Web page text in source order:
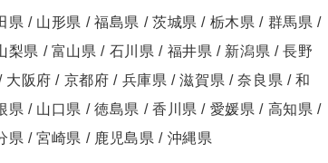
県 / 山形県 / 福島県 / 茨城県 / 栃木県 / 群馬県 /
県 / 富山県 / 石川県 / 福井県 / 新潟県 / 長野
阪府 / 京都府 / 兵庫県 / 滋賀県 / 奈良県 / 和
県 / 山口県 / 徳島県 / 香川県 / 愛媛県 / 高知県 /
県 / 宮崎県 / 鹿児島県 / 沖縄県